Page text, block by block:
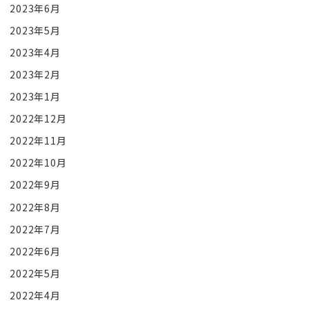
2023年6月
2023年5月
2023年4月
2023年2月
2023年1月
2022年12月
2022年11月
2022年10月
2022年9月
2022年8月
2022年7月
2022年6月
2022年5月
2022年4月